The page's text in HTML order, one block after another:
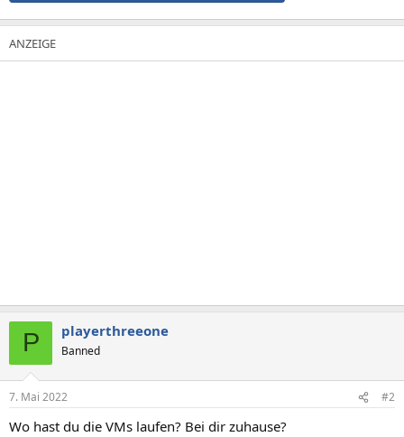
P playerthreeone
Banned
7. Mai 2022 #2
Wo hast du die VMs laufen? Bei dir zuhause?